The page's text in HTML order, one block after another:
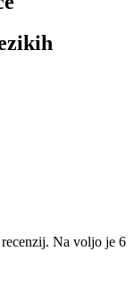
Na voljo je 6